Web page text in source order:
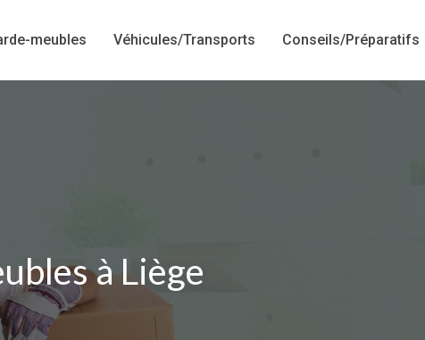
meubles Véhicules/Transports Conseils/Préparatifs
à Liège